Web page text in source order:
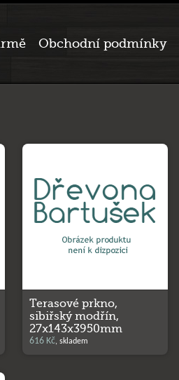
Terasové prkno,
sibiřský modřín,
27x143x3950mm
616 Kč, skladem
Obchodní podmínky